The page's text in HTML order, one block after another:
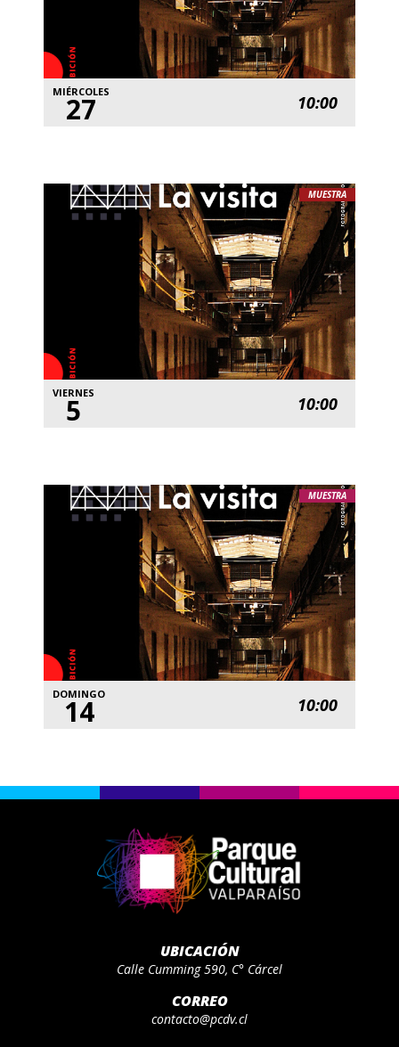
MIÉRCOLES
27 10:00
MUESTRA
VIERNES
5 10:00
MUESTRA
DOMINGO
14 10:00
UBICACIÓN
Calle Cumming 590, C° Cárcel
CORREO
contacto@pcdv.cl